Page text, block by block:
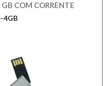
COM CORRENTE
4GB